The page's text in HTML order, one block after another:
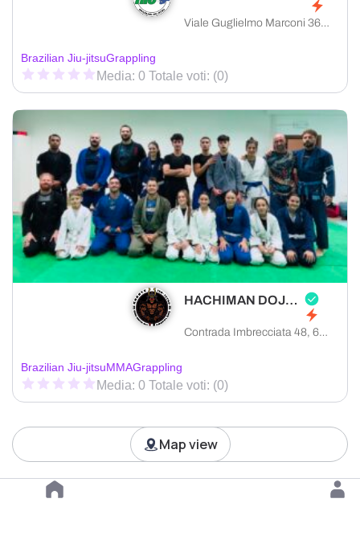
Viale Guglielmo Marconi 36, 59100 Prato provincia di Prato, Italia
Brazilian Jiu-jitsuGrappling
Media: 0 Totale voti: (0)
HACHIMAN DOJO ASD
Contrada Imbrecciata 48, 62010 Montefano provincia di Macerata, Italia
Brazilian Jiu-jitsuMMAGrappling
Media: 0 Totale voti: (0)
Load more
Map view